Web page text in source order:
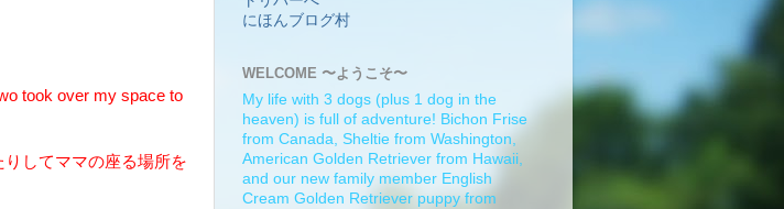
took over my space to
してママの座る場所を
にほんブログ村
WELCOME 〜ようこそ〜
My life with 3 dogs (plus 1 dog in the
heaven) is full of adventure! Bichon Frise
from Canada, Sheltie from Washington,
American Golden Retriever from Hawaii,
and our new family member English
Cream Golden Retriever puppy from